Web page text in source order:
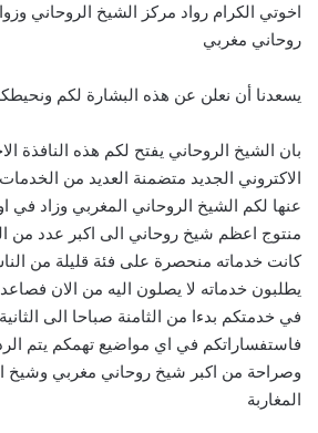
اخوتي الكرام رواد مركز الشيخ الروحاني
روحاني مغربي
يسعدنا أن نعلن عن هذه البشارة لكم
بان الشيخ الروحاني يفتح لكم هذه النافذة
الاكتروني الجديد متضمنة العديد من
عنها لكم الشيخ الروحاني المغربي وزاد في
منتوج اعظم شيخ روحاني الى اكبر عدد من
كانت خدماته منحصرة على فئة قليلة من
يطلبون خدماته لا يصلون اليه من الان
في خدمتكم بدءا من الثامنة صباحا الى
فاستفساراتكم في اي مواضيع تهمكم يتم
وصراحة من اكبر شيخ روحاني مغربي وشيخ
المغاربة